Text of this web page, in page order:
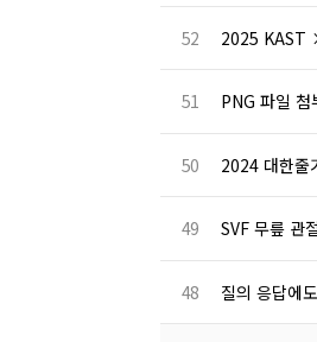
52 2025
51 PNG 파일 첨
50 2024 대한줄
49 SVF 무릎 관
48 질의 응답에